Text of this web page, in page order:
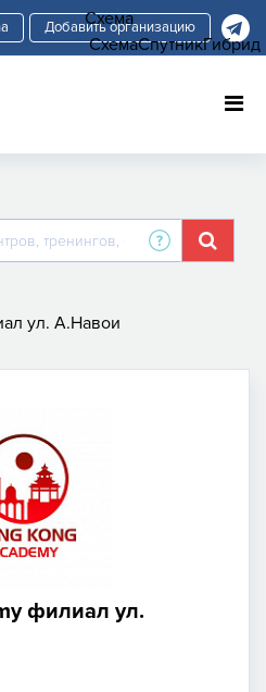
Добавить организацию
ул. А.Навои
филиал ул.
Схема
СхемаСпутникГибрид